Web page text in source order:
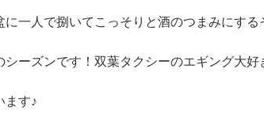
に一人で捌いてこっそりと酒のつまみにする
シーズンです！双葉タクシーのエギング大好
ます♪